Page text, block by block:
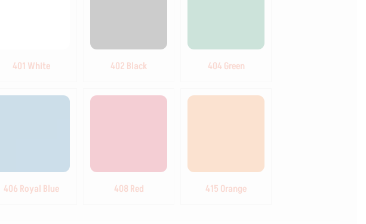
401 White 402 Black 404 Green
406 Royal Blue 408 Red 415 Orange